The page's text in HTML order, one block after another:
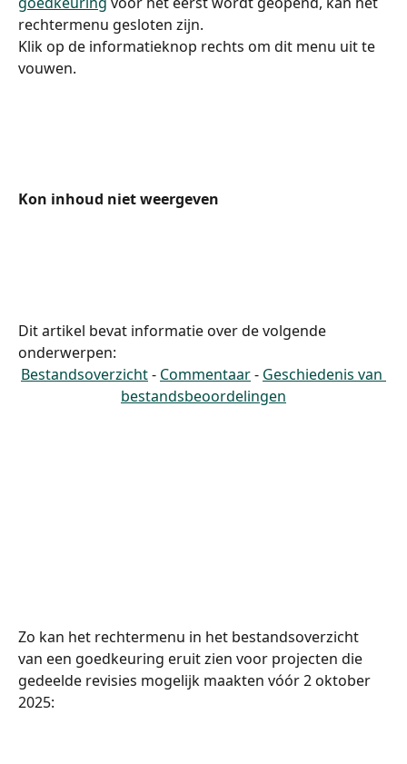
rechtermenu gesloten zijn.
Klik op de informatieknop rechts om dit menu uit te
vouwen.
Kon inhoud niet weergeven
Dit artikel bevat informatie over de volgende
onderwerpen:
Bestandsoverzicht - Commentaar - Geschiedenis van
bestandsbeoordelingen
Zo kan het rechtermenu in het bestandsoverzicht
van een goedkeuring eruit zien voor projecten die
gedeelde revisies mogelijk maakten vóór 2 oktober
2025: